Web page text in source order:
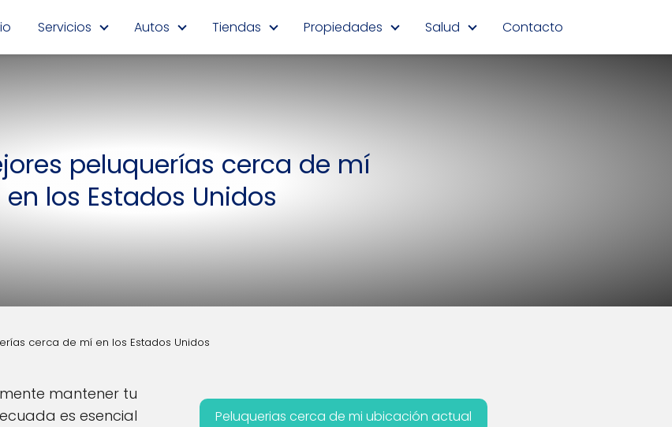
Servicios Autos Tiendas Propiedades Salud Contacto
peluquerías cerca de mí
en los Estados Unidos
cerca de mí en los Estados Unidos
mantener tu
es esencial
Peluquerias cerca de mi ubicación actual